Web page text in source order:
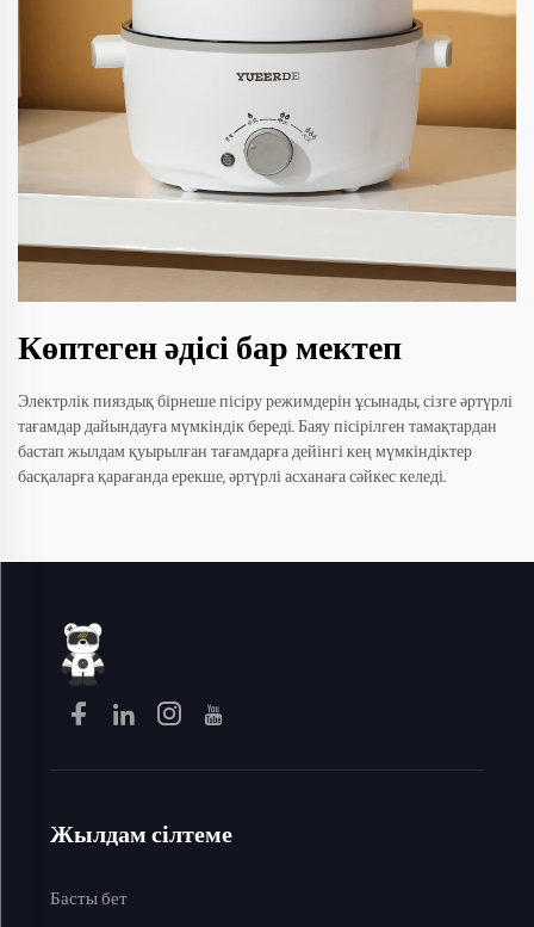
Көптеген әдісі бар мектеп
Электрлік пияздық бірнеше пісіру режимдерін ұсынады, сізге әртүрлі
тағамдар дайындауға мүмкіндік береді. Баяу пісірілген тамақтардан
бастап жылдам қуырылған тағамдарға дейінгі кең мүмкіндіктер
басқаларға қарағанда ерекше, әртүрлі асханаға сәйкес келеді.
Жылдам сілтеме
Басты бет